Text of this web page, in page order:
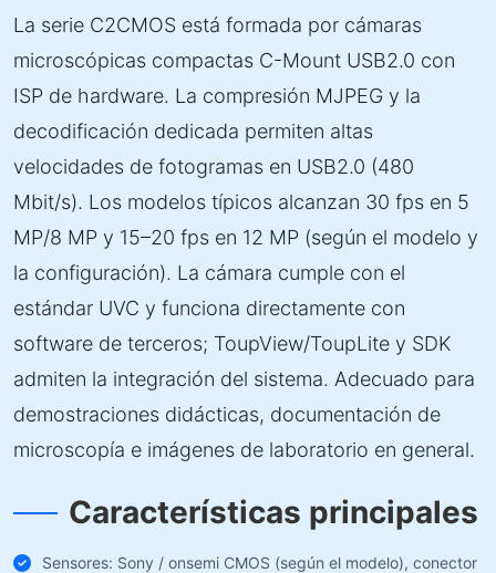
La serie C2CMOS está formada por cámaras
microscópicas compactas C-Mount USB2.0 con
ISP de hardware. La compresión MJPEG y la
decodificación dedicada permiten altas
velocidades de fotogramas en USB2.0 (480
Mbit/s). Los modelos típicos alcanzan 30 fps en 5
MP/8 MP y 15–20 fps en 12 MP (según el modelo y
la configuración). La cámara cumple con el
estándar UVC y funciona directamente con
software de terceros; ToupView/ToupLite y SDK
admiten la integración del sistema. Adecuado para
demostraciones didácticas, documentación de
microscopía e imágenes de laboratorio en general.
Características principales
Sensores: Sony / onsemi CMOS (según el modelo), conector